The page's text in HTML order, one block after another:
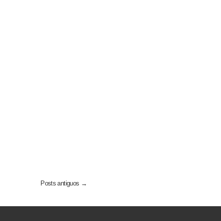
Posts antiguos →